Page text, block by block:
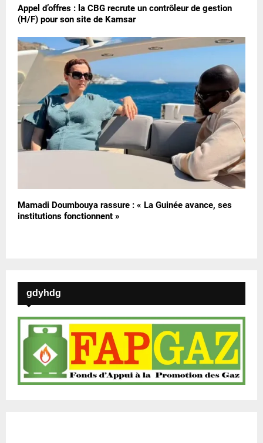
Appel d’offres : la CBG recrute un contrôleur de gestion
(H/F) pour son site de Kamsar
Mamadi Doumbouya rassure : « La Guinée avance, ses
institutions fonctionnent »
gdyhdg